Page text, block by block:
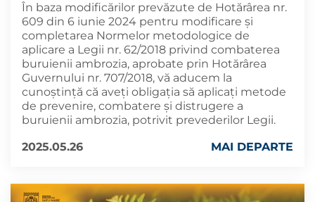
În baza modificărilor prevăzute de Hotărârea nr.
609 din 6 iunie 2024 pentru modificare și
completarea Normelor metodologice de
aplicare a Legii nr. 62/2018 privind combaterea
buruienii ambrozia, aprobate prin Hotărârea
Guvernului nr. 707/2018, vă aducem la
cunoștință că aveți obligația să aplicaţi metode
de prevenire, combatere şi distrugere a
buruienii ambrozia, potrivit prevederilor Legii.
2025.05.26
MAI DEPARTE